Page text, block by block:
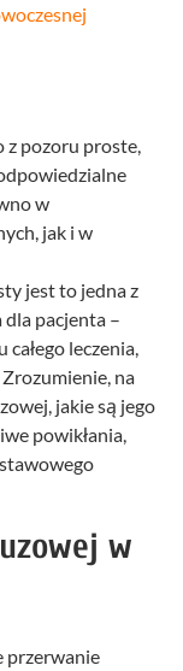
z pozoru proste,
w
jak i w
jest to jedna z
pacjenta –
leczenia,
na
jakie są jego
powikłania,
w
przerwanie